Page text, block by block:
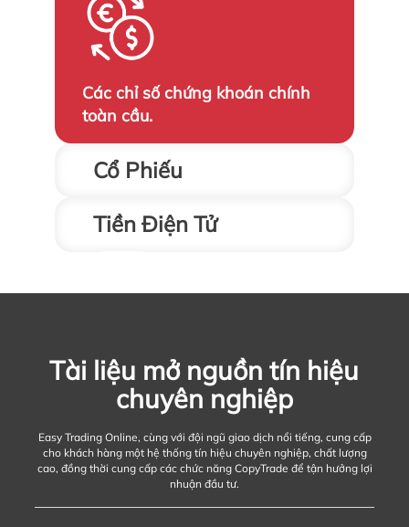
Dầu thô, kim loại quý, năng
lượng, hàng hóa cơ bản và
Các chỉ số chứng khoán chính
toàn cầu.
Cổ Phiếu
Hàng ngàn cổ phiếu từ các sàn
Tiền Điện Tử
Bitcoin, Ethereum và các đồng
tiền khác.
Tài liệu mở nguồn tín hiệu
chuyên nghiệp
Easy Trading Online, cùng với đội ngũ giao dịch nổi tiếng, cung cấp
cho khách hàng một hệ thống tín hiệu chuyên nghiệp, chất lượng
cao, đồng thời cung cấp các chức năng CopyTrade để tận hưởng lợi
nhuận đầu tư.